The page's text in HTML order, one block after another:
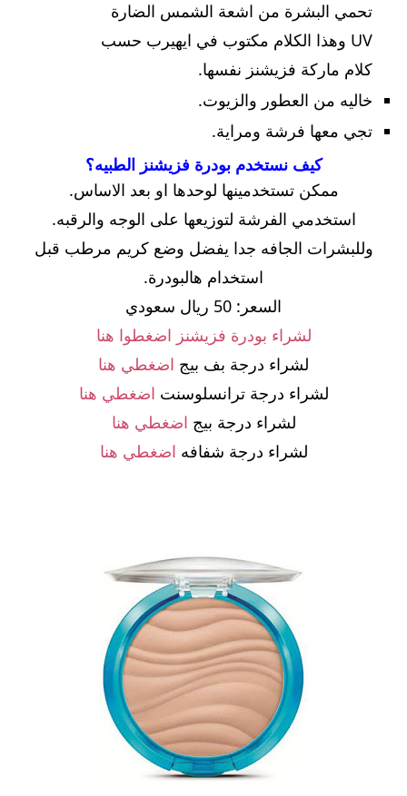
تحمي البشرة من اشعة الشمس الضارة
UV وهذا الكلام مكتوب في ايهيرب حسب
كلام ماركة فزيشنز نفسها.
خاليه من العطور والزيوت.
تجي معها فرشة ومراية.
كيف نستخدم بودرة فزيشنز الطبيه؟
ممكن تستخدمينها لوحدها او بعد الاساس.
استخدمي الفرشة لتوزيعها على الوجه والرقبه.
وللبشرات الجافه جدا يفضل وضع كريم مرطب قبل
استخدام هالبودرة.
السعر: 50 ريال سعودي
لشراء بودرة فزيشنز اضغطوا هنا
لشراء درجة بف بيج اضغطي هنا
لشراء درجة ترانسلوسنت اضغطي هنا
لشراء درجة بيج اضغطي هنا
لشراء درجة شفافه اضغطي هنا